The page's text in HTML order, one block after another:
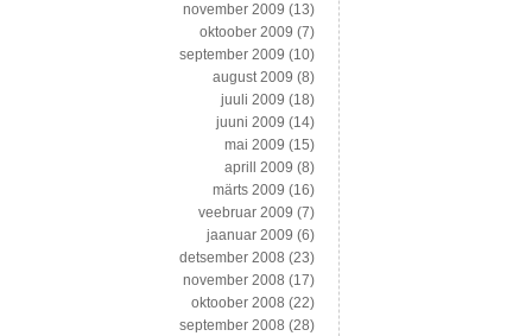
november 2009 (13)
oktoober 2009 (7)
september 2009 (10)
august 2009 (8)
juuli 2009 (18)
juuni 2009 (14)
mai 2009 (15)
aprill 2009 (8)
märts 2009 (16)
veebruar 2009 (7)
jaanuar 2009 (6)
detsember 2008 (23)
november 2008 (17)
oktoober 2008 (22)
september 2008 (28)